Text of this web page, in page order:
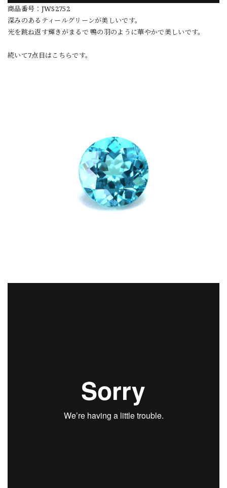
商品番号：JWS2752
深みのあるティールグリーンが美しいです。
光を跳ね返す輝きがまるで 鴨の羽のように華やかで美しいです。
続いて7点目はこちらです。